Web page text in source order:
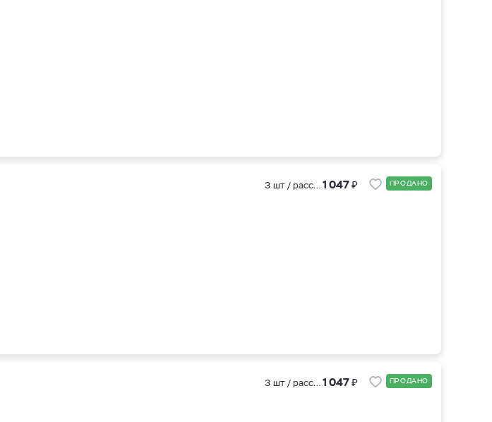
3 шт / рассада1 047₽ ПРОДАНО
3 шт / рассада1 047₽ ПРОДАНО